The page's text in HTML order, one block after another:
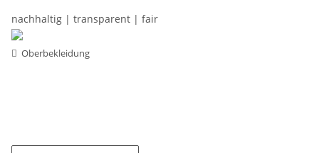
nachhaltig | transparent | fair
Oberbekleidung